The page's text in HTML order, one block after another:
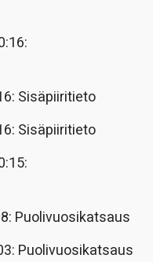
Sisäpiiritieto
Sisäpiiritieto
Puolivuosikatsaus
Puolivuosikatsaus